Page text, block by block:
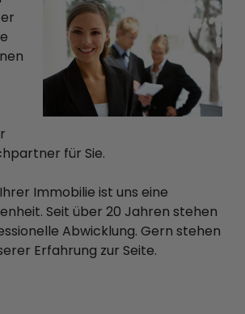
für Sie.
Immobilie ist uns eine
Seit über 20 Jahren stehen
Abwicklung. Gern stehen
Erfahrung zur Seite.